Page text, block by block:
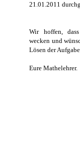
21.01.2011
Wir hoffen,
wecken und
Lösen der
Eure Mathelehrer.